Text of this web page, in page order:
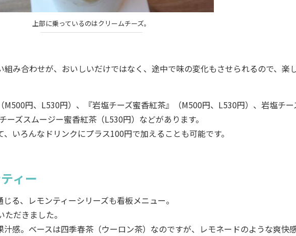
上部に乗っているのはクリームチーズ。
み合わせが、おいしいだけではなく、途中で味の変化もさせられるので、楽
円、L530円）、『岩塩チーズ蜜香紅茶』（M500円、L530円）、岩塩チー
ズスムージー蜜香紅茶（L530円）などがあります。
いろんなドリンクにプラス100円で加えることも可能です。
ィー
る、レモンティーシリーズも看板メニュー。
だきました。
感。ベースは四季春茶（ウーロン茶）なのですが、レモネードのような爽快